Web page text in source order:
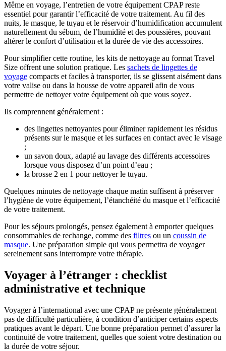
Même en voyage, l’entretien de votre équipement CPAP reste
essentiel pour garantir l’efficacité de votre traitement. Au fil des
nuits, le masque, le tuyau et le réservoir d’humidification accumulent
naturellement du sébum, de l’humidité et des poussières, pouvant
altérer le confort d’utilisation et la durée de vie des accessoires.
Pour simplifier cette routine, les kits de nettoyage au format Travel
Size offrent une solution pratique. Les sachets de lingettes de
voyage compacts et faciles à transporter, ils se glissent aisément dans
votre valise ou dans la housse de votre appareil afin de vous
permettre de nettoyer votre équipement où que vous soyez.
Ils comprennent généralement :
des lingettes nettoyantes pour éliminer rapidement les résidus
présents sur le masque et les surfaces en contact avec le visage
;
un savon doux, adapté au lavage des différents accessoires
lorsque vous disposez d’un point d’eau ;
la brosse 2 en 1 pour nettoyer le tuyau.
Quelques minutes de nettoyage chaque matin suffisent à préserver
l’hygiène de votre équipement, l’étanchéité du masque et l’efficacité
de votre traitement.
Pour les séjours prolongés, pensez également à emporter quelques
consommables de rechange, comme des filtres ou un coussin de
masque. Une préparation simple qui vous permettra de voyager
sereinement sans interrompre votre thérapie.
Voyager à l’étranger : checklist
administrative et technique
Voyager à l’international avec une CPAP ne présente généralement
pas de difficulté particulière, à condition d’anticiper certains aspects
pratiques avant le départ. Une bonne préparation permet d’assurer la
continuité de votre traitement, quelles que soient votre destination ou
la durée de votre séjour.